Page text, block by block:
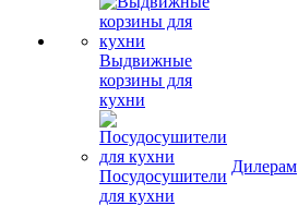
Выдвижные
корзины для
кухни
Посудосушители
для кухни
Дилерам